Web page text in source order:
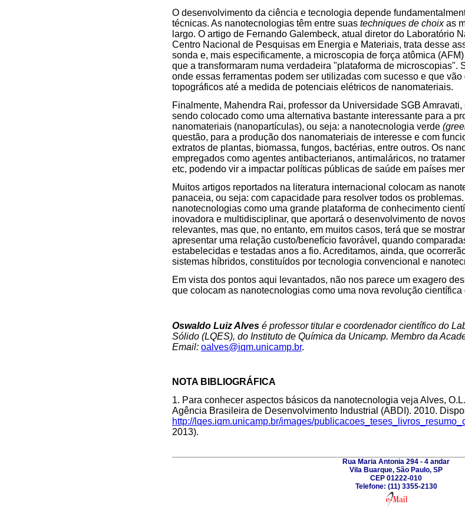
O desenvolvimento da ciência e tecnologia depende
técnicas. As nanotecnologias têm entre suas techniques de choixas
largo. O artigo de Fernando Galembeck, atual diretor do Laboratório
Centro Nacional de Pesquisas em Energia e Materiais, trata desse
sonda e, mais especificamente, a microscopia de força atômica
que a transformaram numa verdadeira "plataforma de microscopias".
onde essas ferramentas podem ser utilizadas com sucesso e que
topográficos até a medida de potenciais elétricos de nanomateriais.
Finalmente, Mahendra Rai, professor da Universidade SGB
sendo colocado como uma alternativa bastante interessante para a
nanomateriais (nanopartículas), ou seja: a nanotecnologia verde
questão, para a produção dos nanomateriais de interesse e com
extratos de plantas, biomassa, fungos, bactérias, entre outros. Os
empregados como agentes antibacterianos, antimaláricos, no
etc, podendo vir a impactar políticas públicas de saúde em países
Muitos artigos reportados na literatura internacional colocam as
panaceia, ou seja: com capacidade para resolver todos os
nanotecnologias como uma grande plataforma de conhecimento
inovadora e multidisciplinar, que aportará o desenvolvimento de
relevantes, mas que, no entanto, em muitos casos, terá que se
apresentar uma relação custo/benefício favorável, quando
estabelecidas e testadas anos a fio. Acreditamos, ainda, que
sistemas híbridos, constituídos por tecnologia convencional e
Em vista dos pontos aqui levantados, não nos parece um exagero
que colocam as nanotecnologias como uma nova revolução científica
Oswaldo Luiz Alves é professor titular e coordenador científico do
Sólido (LQES), do Instituto de Química da Unicamp. Membro da
Email: oalves@iqm.unicamp.br.
NOTA BIBLIOGRÁFICA
1. Para conhecer aspectos básicos da nanotecnologia veja Alves,
Agência Brasileira de Desenvolvimento Industrial (ABDI). 2010.
http://lqes.iqm.unicamp.br/images/
2013).
Rua Maria Antonia 294 - 4 andar
Vila Buarque, São Paulo, SP
CEP 01222-010
Telefone: (11) 3355-2130